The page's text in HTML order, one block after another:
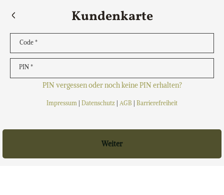
Kundenkarte
Code *
PIN *
PIN vergessen oder noch keine PIN erhalten?
Impressum Datenschutz AGB Barrierefreiheit
Weiter